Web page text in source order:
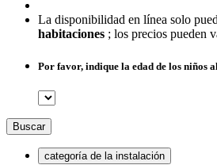
La disponibilidad en línea solo
habitaciones ; los precios pueden
Por favor, indique la edad de los niños
Buscar
categoría de la instalación